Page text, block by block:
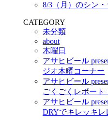
8/3（月）のシン
CATEGORY
未分類
about
木曜日
アサヒビール
ジオ木曜コーナー
アサヒビール
ごくごくレポート
アサヒビール
DRYでキレッキレ